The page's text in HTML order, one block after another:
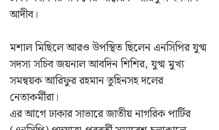
আদীব।
মশাল মিছিলে আরও উপস্থিত ছিলেন এনসিপির যুগ্ম
সদস্য সচিব জয়নাল আবদিন শিশির, যুগ্ম মুখ্য
সমন্বয়ক আরিফুর রহমান তুহিনসহ দলের
নেতাকর্মীরা।
এর আগে ঢাকার সাভারে জাতীয় নাগরিক পার্টির